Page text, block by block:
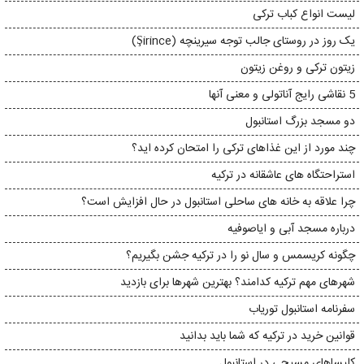
لیست انواع کباب ترکی
یک روز در روستای جالب توجه سیرینچه (Şirince)
زیتون ترکی و روغن زیتون
5 نقاشی رایج آناتولی و معنی آنها
دو مسجد بزرگ استانبول
چند مورد از این غذاهای ترکی را امتحان کرده اید؟
استراحتگاه های عاشقانه در ترکیه
چرا علاقه به خانه های ساحلی استانبول در حال افزایش است؟
درباره مسجد آبی و ایاصوفیه
چگونه کریسمس و سال نو را در ترکیه جشن بگیریم؟
شهرهای مهم ترکیه کدامند؟ بهترین شهرها برای بازدید
سفرنامه استانبول توریاب
قوانین خرید در ترکیه که شما باید بدانید